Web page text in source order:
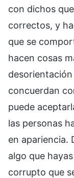
con dichos
correctos, y
que se
hacen cosas
concuerdan
puede
las personas
en apariencia.
algo que
corrupto que